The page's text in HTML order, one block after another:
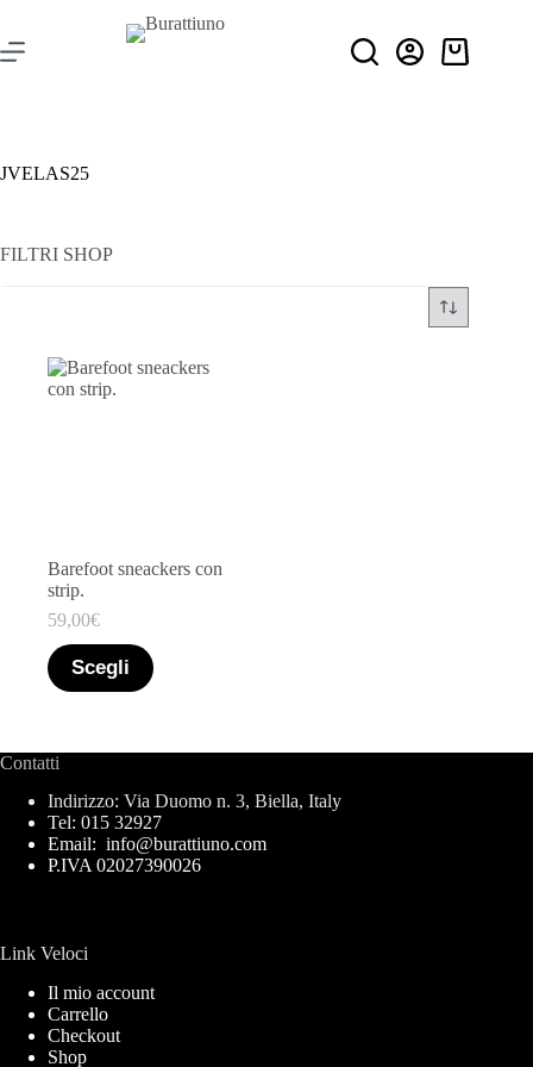
JVELAS25
FILTRI SHOP
Taglia
Filtro
Barefoot sneackers con
strip.
59,00€
Scegli
Contatti
Indirizzo: Via Duomo n. 3, Biella, Italy
Tel: 015 32927
Email: info@burattiuno.com
P.IVA 02027390026
Link Veloci
Il mio account
Carrello
Checkout
Shop